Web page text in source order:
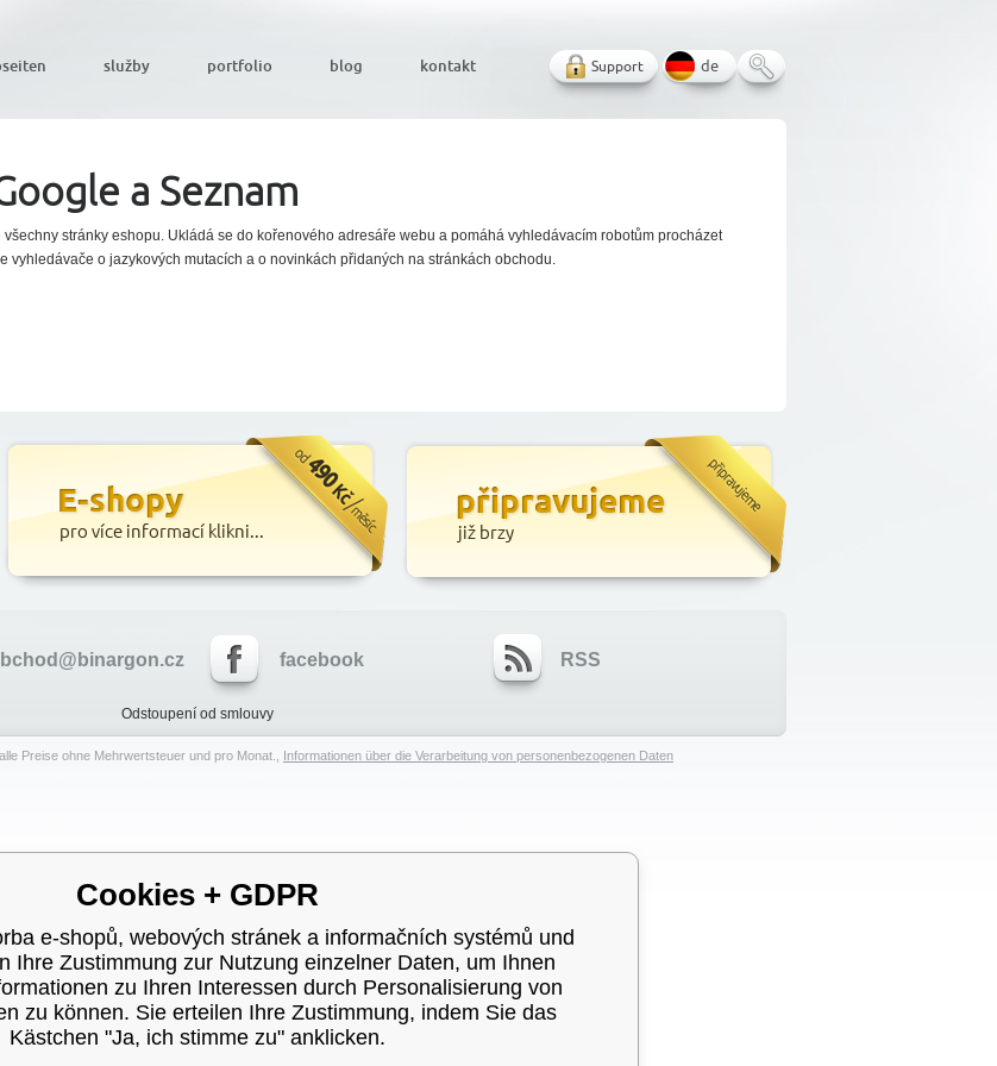
a Seznam
stránky eshopu. Ukládá se do kořenového adresáře webu a pomáhá vyhledávacím robotům procházet
vyhledávače o jazykových mutacích a o novinkách přidaných na stránkách obchodu.
facebook RSS
Odstoupení od smlouvy
Preise ohne Mehrwertsteuer und pro Monat., Informationen über die Verarbeitung von personenbezogenen Daten
služby portfolio blog kontakt Support de
Cookies + GDPR
e-shopů, webových stránek a informačních systémů und
Ihre Zustimmung zur Nutzung einzelner Daten, um Ihnen
zu Ihren Interessen durch Personalisierung von
zu können. Sie erteilen Ihre Zustimmung, indem Sie das
Kästchen "Ja, ich stimme zu" anklicken.